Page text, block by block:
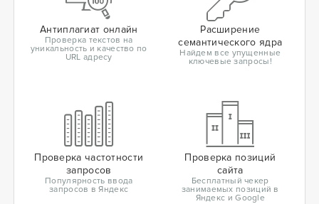
Антиплагиат онлайн
Проверка текстов на
уникальность и качество по
URL адресу
Расширение
семантического ядра
Найдем все упущенные
ключевые запросы!
Проверка частотности
запросов
Популярность ввода
запросов в Яндекс
Проверка позиций
сайта
Бесплатный чекер
занимаемых позиций в
Яндекс и Google